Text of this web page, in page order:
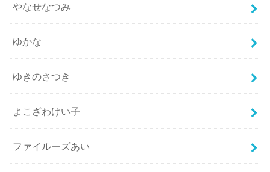
やなせなつみ
ゆかな
ゆきのさつき
よこざわけい子
ファイルーズあい